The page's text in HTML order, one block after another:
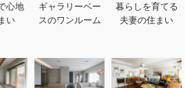
心地
い
ギャラリーベー
スのワンルーム
暮らしを育てる
夫妻の住まい